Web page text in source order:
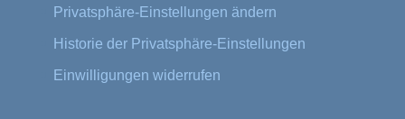
Privatsphäre-Einstellungen ändern
Historie der Privatsphäre-Einstellungen
Einwilligungen widerrufen